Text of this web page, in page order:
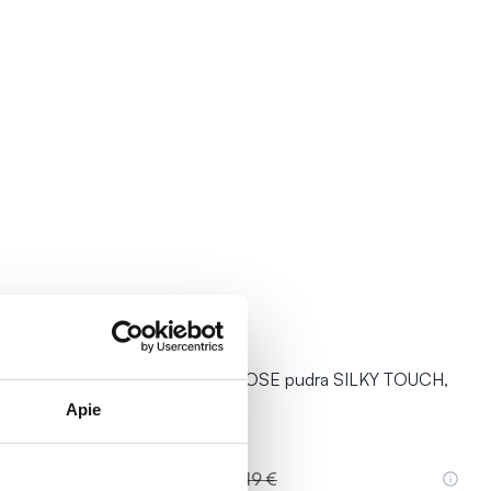
Apie
TOUCH,
-50%
GOLDEN ROSE pudra SILKY TOUCH,
6,19 €